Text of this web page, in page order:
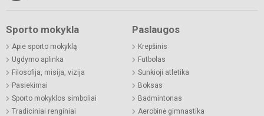
Sporto mokykla
Apie sporto mokyklą
Ugdymo aplinka
Filosofija, misija, vizija
Pasiekimai
Sporto mokyklos simboliai
Tradiciniai renginiai
Paslaugos
Krepšinis
Futbolas
Sunkioji atletika
Boksas
Badmintonas
Aerobinė gimnastika